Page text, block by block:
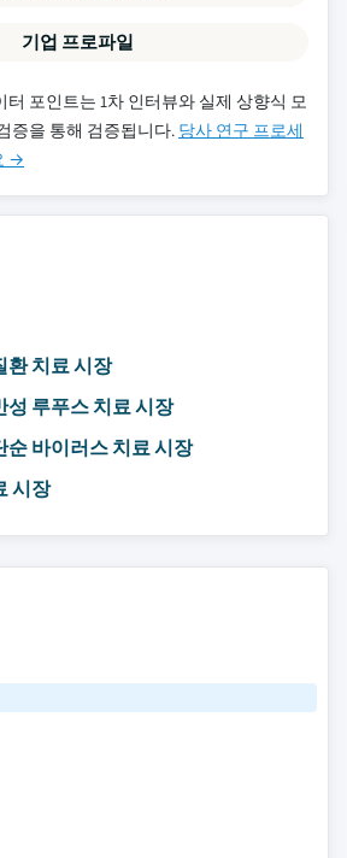
기업 프로파일
터 포인트는 1차 인터뷰와 실제 상향식 모
증을 통해 검증됩니다. 당사 연구 프로세
→
환 치료 시장
성 루푸스 치료 시장
순 바이러스 치료 시장
시장